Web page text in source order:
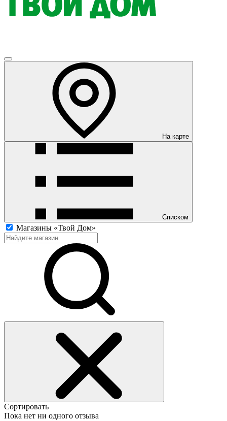
На карте
Списком
Магазины «Твой Дом»
Сортировать
Пока нет ни одного отзыва